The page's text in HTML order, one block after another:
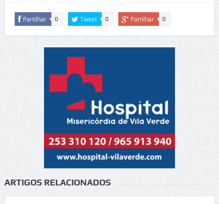
Partilhar 0 Tweet 0 Partilhar 0
ARTIGOS RELACIONADOS